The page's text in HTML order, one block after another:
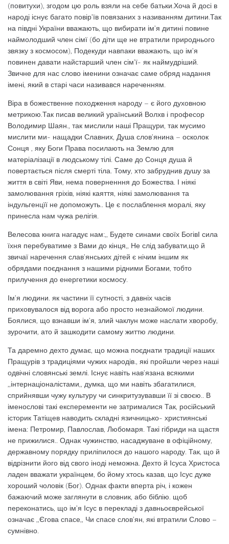
(повитухи), згодом цю роль взяли на себе батьки.Хоча й досі в
народі існує багато повір’їв повязаних з називанням дитини.Так
на півдні України вважають, що вибирати ім’я дитині повине
наймолодший член сімї (бо діти ще не втратили природнього
звязку з космосом), Подекуди навпаки вважають, що ім’я
повинен давати найстарший член сім’ї- як наймудріший.
Звичне для нас слово іменини означає саме обряд надання
імені, який в старі часи називався нареченням.
Віра в божественне походження народу – є його духовною
метрикою.Так писав великий ураїнський Волхв і професор
Володимир Шаян., так мислили наші Пращури, так мусимо
мислити ми- нащадки Славних, Душа слов’янина – осколок
Сонця , яку Боги Права посилають на Землю для
матеріалізації в людському тілі. Саме до Сонця душа й
повертається після смерті тіла. Тому, хто забруднив душу за
життя в світі Яви, нема поверненння до Божества. І ніякі
замолювання гріхів, ніякі каяття, ніякі замолювання та
індульгенцїї не допоможуть.. Це є послаблення моралі, яку
принесла нам чужа релігія.
Велесова книга нагадує нам:,, Будете синами своїх БогівІ сила
їхня перебуватиме з Вами до кінця,, Не слід забувати,що й
звичаї наречення слав’янських дітей є нічим іншим як
обрядами поєднання з нашими рідними Богами, тобто
прилучення до енергетики космосу.
Ім’я людини. як частини її сутності, з давніх часів
приховувалося від ворога або просто незнайомої людини.
Боялися, що взнавши ім’я, злий чаклун може наслати хворобу,
зурочити, ато й зашкодити самому життю людини.
Та даремно дехто думає, що можна поєднати традиції наших
Пращурів з традиціями чужих народів., які пройшли через наші
одвічні словянські землі. Існує навіть нав’язана всякими
,,інтернаціоналістами,, думка, що ми навіть збагатилися,
сприйнявши чужу культуру чи синкритузувавши її зі своєю.. В
іменослові такі експеременти не затрималися Так, російський
історик Татіщев наводить складні язичницько- християнські
імена: Петромир, Павлослав, Любомаря. Такі гібриди на щастя
не прижилися.. Однак чужинство, насаджуване в офіційному,
державному порядку приліпилося до нашого народу. Так, що й
відрізнити його від свого іноді неможна. Дехто й Ісуса Христоса
ладен вважати українцем, бо йому хтось казав, що Ісус дуже
хороший чоловік (Бог). Однак факти вперта річ, і кожен
бажаючий може заглянути в словник, або біблію. щоб
переконатись, що ім’я Ісус в перекладі з давньоєврейської
означає ,,Єгова спасе,, Чи спасе слов’ян, які втратили Слово –
сумнівно.